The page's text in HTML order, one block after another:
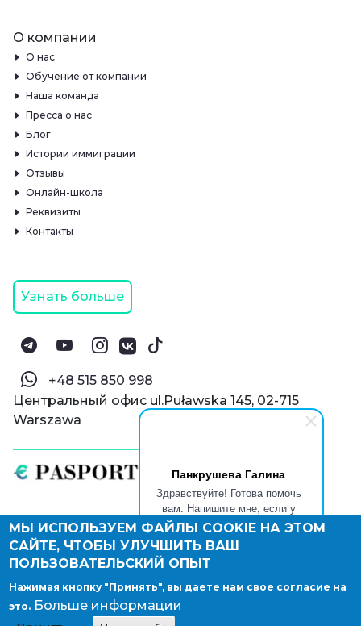
Панкрушева Галина
Здравствуйте! Готова помочь
вам. Напишите мне, если у
вас появятся вопросы.
© Паспорт Онлайн 2019—2026
Политика конфиденциальности
Оферта и конфиденциальность:РФ
Правовые документы
Депонирование логотипа компании
О компании
О нас
Обучение от компании
Наша команда
Пресса о нас
Блог
Истории иммиграции
Отзывы
Онлайн-школа
Реквизиты
Контакты
Узнать больше
‪+48 515 850 998‬
Центральный офис ul.Puławska 145, 02-715
Warszawa
МЫ ИСПОЛЬЗУЕМ ФАЙЛЫ COOKIE НА ЭТОМ
САЙТЕ, ЧТОБЫ УЛУЧШИТЬ ВАШ
ПОЛЬЗОВАТЕЛЬСКИЙ ОПЫТ
Нажимая кнопку "Принять", вы даете нам свое согласие на
это. Больше информации